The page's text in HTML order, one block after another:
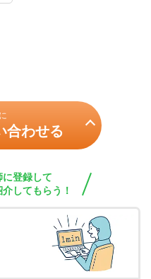
合わせる
登録して
してもらう！